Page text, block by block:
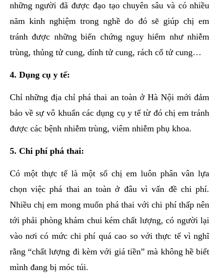
những người đã được đạo tạo chuyên sâu và có nhiều
năm kinh nghiệm trong nghề do đó sẽ giúp chị em
tránh được những biến chứng nguy hiểm như nhiễm
trùng, thủng tử cung, dính tử cung, rách cổ tử cung…
4. Dụng cụ y tế:
Chỉ những địa chỉ phá thai an toàn ở Hà Nội mới đảm
bảo về sự vô khuẩn các dụng cụ y tế từ đó chị em tránh
được các bệnh nhiễm trùng, viêm nhiễm phụ khoa.
5. Chi phí phá thai:
Có một thực tế là một số chị em luôn phân vân lựa
chọn việc phá thai an toàn ở đâu vì vấn đề chi phí.
Nhiều chị em mong muốn phá thai với chi phí thấp nên
tới phải phòng khám chui kém chất lượng, có người lại
vào nơi có mức chi phí quá cao so với thực tế vì nghĩ
rằng “chất lượng đi kèm với giá tiền” mà không hề biết
mình đang bị móc túi.